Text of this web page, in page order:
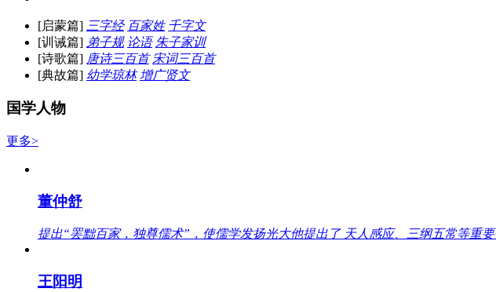
[启蒙篇] 三字经 百家姓 千字文
[训诫篇] 弟子规 论语 朱子家训
[诗歌篇] 唐诗三百首 宋词三百首
[典故篇] 幼学琼林 增广贤文
国学人物
更多>
董仲舒
提出“罢黜百家，独尊儒术”，使儒学发扬光大他提出了 天人感应、三纲五常等重
王阳明